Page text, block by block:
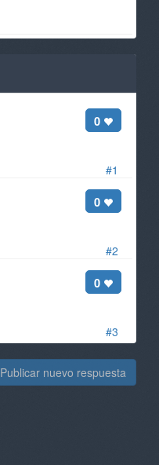
#1
0
#2
0
#3
0
Publicar nuevo respuesta